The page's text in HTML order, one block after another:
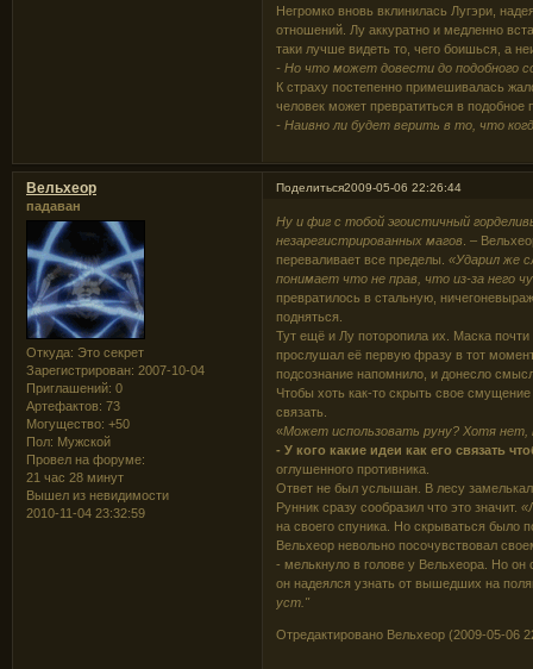
Негромко вновь вклинилась Лугэри,
отношений. Лу аккуратно и медленно
таки лучше видеть то, чего боишься, а
- Но что может довести до подобного
К страху постепенно примешивалась
человек может превратиться в подобное
- Наивно ли будет верить в то, что
Поделиться2009-05-06 22:26:44
Вельхеор
падаван
Откуда: Это секрет
Зарегистрирован: 2007-10-04
Приглашений: 0
Артефактов: 73
Могущество: +50
Пол: Мужской
Провел на форуме:
21 час 28 минут
Вышел из невидимости
2010-11-04 23:32:59
Ну и фиг с тобой эгоистичный
незарегистрированных магов . –
переваливает все пределы.«Ударил же
понимает что не прав, что из-за него
превратилось в стальную,
подняться.
Тут ещё и Лу поторопила их. Маска
прослушал её первую фразу в тот
подсознание напомнило, и донесло
Чтобы хоть как-то скрыть свое
связать.
«Может использовать руну? Хотя нет,
- У кого какие идеи как его связать
оглушенного противника.
Ответ не был услышан. В лесу
Рунник сразу сообразил что это значит.
на своего спуника. Но скрываться было
Вельхеор невольно посочувствовал
- мелькнуло в голове у Вельхеора. Но
он надеялся узнать от вышедших на
уст."
Отредактировано Вельхеор (2009-05-06